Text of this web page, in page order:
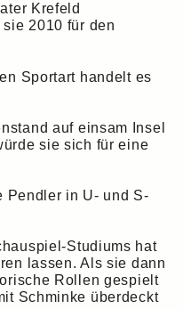
Krefeld
2010 für den
Sportart handelt es
auf einsam Insel
sie sich für eine
Pendler in U- und S-
Studiums hat
lassen. Als sie dann
Rollen gespielt
Schminke überdeckt